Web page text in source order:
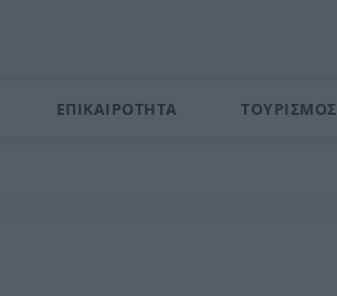
ΕΠΙΚΑΙΡΟΤΗΤΑ ΤΟΥΡΙΣΜΟΣ